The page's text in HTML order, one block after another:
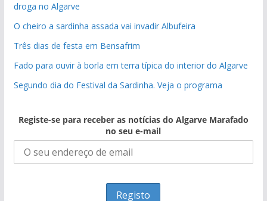
droga no Algarve
O cheiro a sardinha assada vai invadir Albufeira
Três dias de festa em Bensafrim
Fado para ouvir à borla em terra típica do interior do Algarve
Segundo dia do Festival da Sardinha. Veja o programa
Registe-se para receber as notícias do Algarve Marafado
no seu e-mail